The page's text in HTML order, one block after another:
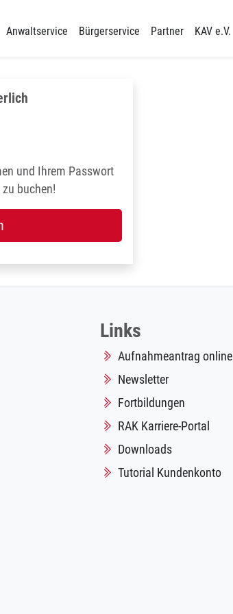
Anwaltservice Bürgerservice Partner KAV e.V.
und Ihrem Passwort
buchen!
Links
Aufnahmeantrag online
Newsletter
Fortbildungen
RAK Karriere-Portal
Downloads
Tutorial Kundenkonto